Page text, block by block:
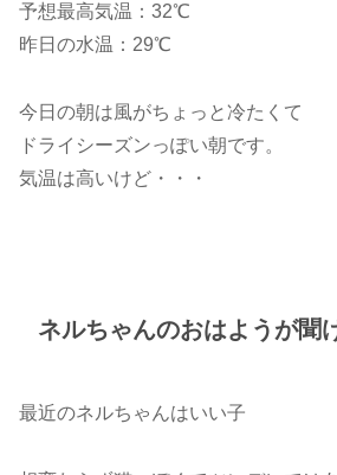
予想最高気温：32℃
昨日の水温：29℃
今日の朝は風がちょっと冷たくて
ドライシーズンっぽい朝です。
気温は高いけど・・・
ネルちゃんのおはようが聞
最近のネルちゃんはいい子